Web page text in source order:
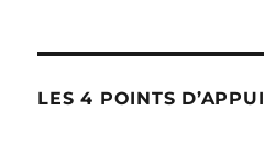
LES 4 POINTS D’APPUI